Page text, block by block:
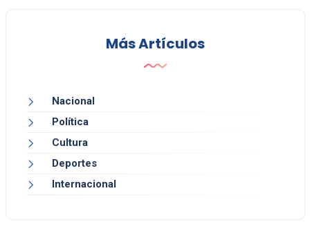
Más Artículos
Nacional
Política
Cultura
Deportes
Internacional